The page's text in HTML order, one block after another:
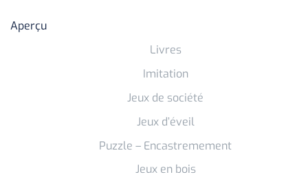
Aperçu
Livres
Imitation
Jeux de société
Jeux d’éveil
Puzzle – Encastremement
Jeux en bois